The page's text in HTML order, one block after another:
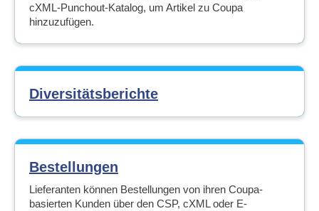
cXML-Punchout-Katalog, um Artikel zu Coupa
hinzuzufügen.
Diversitätsberichte
Bestellungen
Lieferanten können Bestellungen von ihren Coupa-
basierten Kunden über den CSP, cXML oder E-